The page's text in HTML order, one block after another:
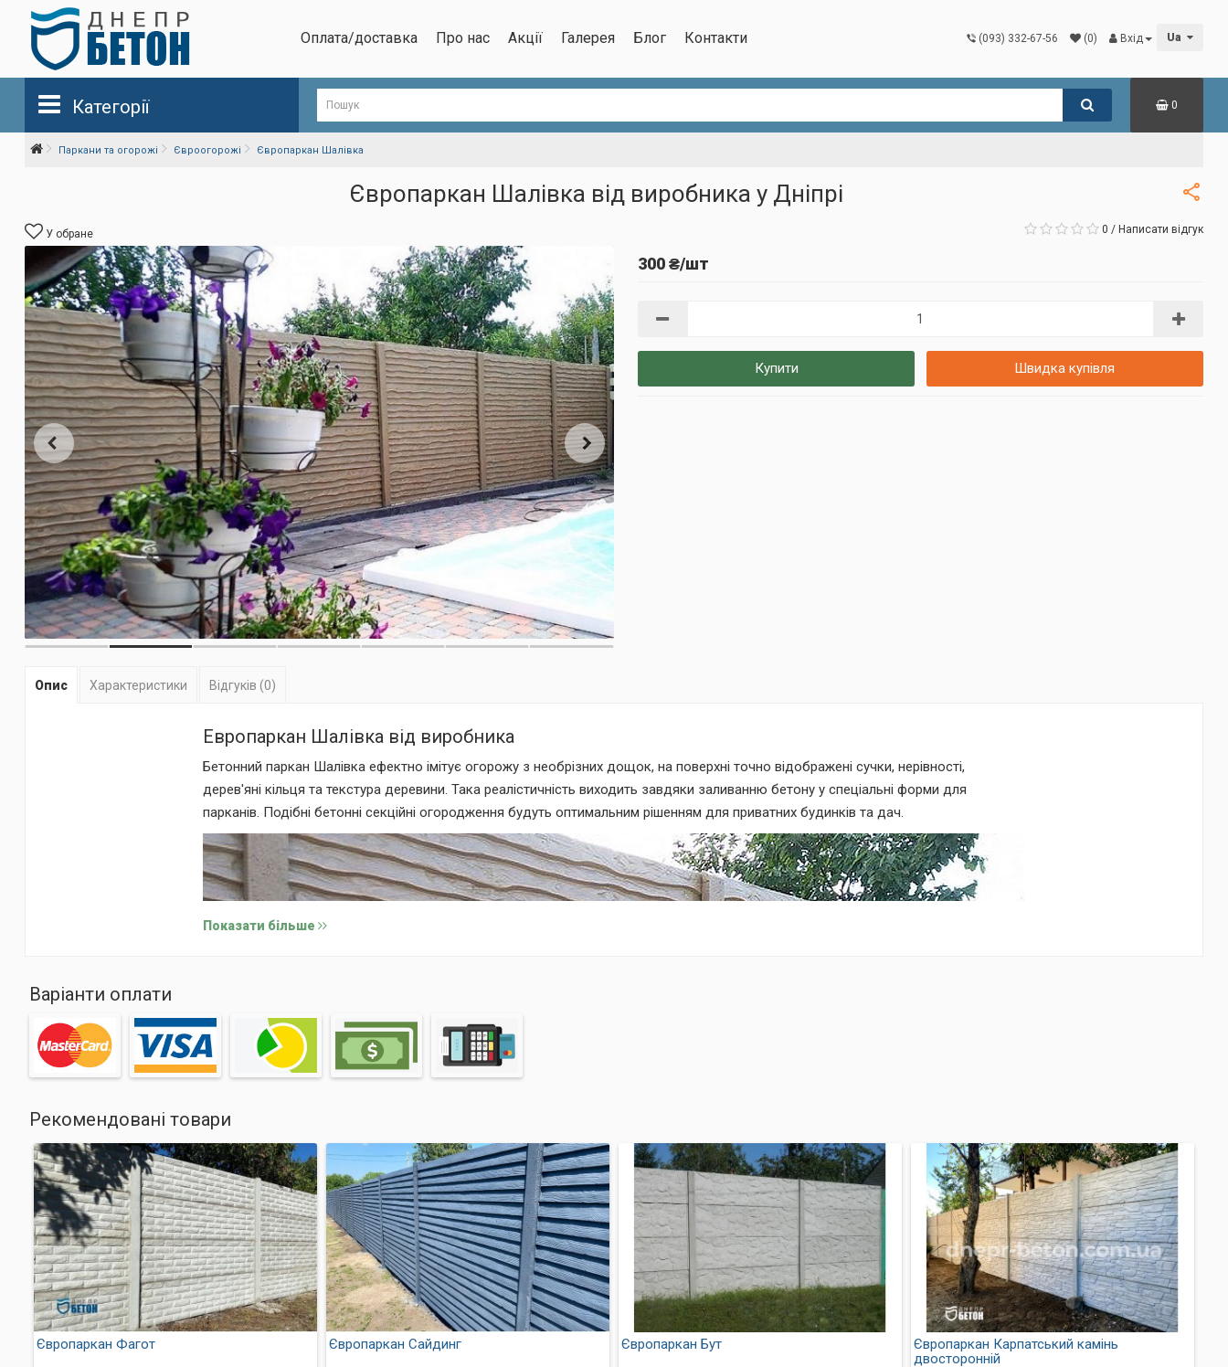
Оплата/доставка Про нас Акції Галерея Блог Контакти (093) 332-67-56 (0) Вхід Ua
Категорії 0
Паркани та огорожі Євроогорожі Європаркан Шалівка
Європаркан Шалівка від виробника у Дніпрі
У обране 0 / Написати відгук
300 ₴/шт
Купити Швидка купівля
Опис Характеристики Відгуків (0)
Европаркан Шалівка від виробника
Бетонний паркан Шалівка ефектно імітує огорожу з необрізних дощок, на поверхні точно відображені сучки, нерівності,
дерев'яні кільця та текстура деревини. Така реалістичність виходить завдяки заливанню бетону у спеціальні форми для
парканів. Подібні бетонні секційні огородження будуть оптимальним рішенням для приватних будинків та дач.
Показати більше
Варіанти оплати
Рекомендовані товари
Європаркан Фагот Європаркан Сайдинг Європаркан Бут
Європаркан Карпатський камінь
двосторонній